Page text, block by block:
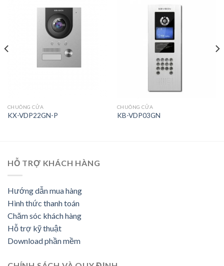
CHUÔNG CỬA
KX-VDP22GN-P
CHUÔNG CỬA
KB-VDP03GN
HỖ TRỢ KHÁCH HÀNG
Hướng dẫn mua hàng
Hình thức thanh toán
Chăm sóc khách hàng
Hỗ trợ kỹ thuật
Download phần mềm